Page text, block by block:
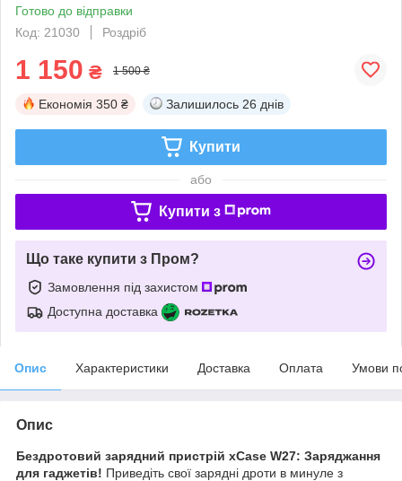
Готово до відправки
Код: 21030
Роздріб
1 150 ₴ 1 500 ₴
Економія 350 ₴ Залишилось 26 днів
Купити
або
Купити з
Що таке купити з Пром?
Замовлення під захистом
Доступна доставка
Опис Характеристики Доставка Оплата Умови
Опис
Бездротовий зарядний пристрій xCase W27: Заряджання
для гаджетів! Приведіть свої зарядні дроти в минуле з